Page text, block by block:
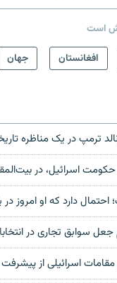
است
افغانستان جهان
ترمپ در یک مناظره
اسرائیل، در
احتمال دارد که او
تجاری در انتخابات ۲۰۱۶ میلادی
مقامات اسرائیلی از